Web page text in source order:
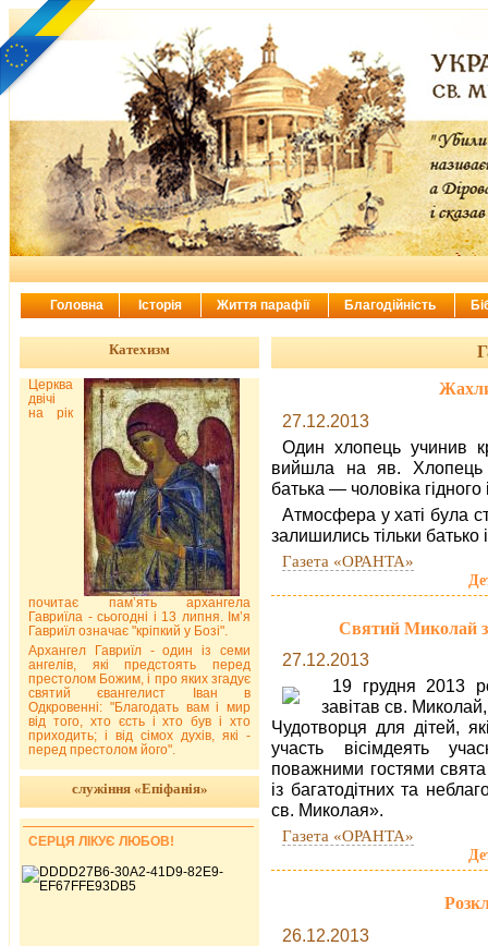
27.12.2013
Один хлопець учинив
вийшла на яв. Хлопець
батька — чоловіка гідного
Атмосфера у хаті була
залишились тільки батько
Газета «ОРАНТА»
Святий Миколай
27.12.2013
19 грудня 2013
завітав св.
Чудотворця для дітей,
участь вісімдеять
поважними гостями
із багатодітних та
св. Миколая».
Газета «ОРАНТА»
26.12.2013
Катехизм
Церква
двічі
на рік
почитає пам’ять архангела
Гавриїла - сьогодні і 13 липня. Ім’я
Гавриїл означає "кріпкий у Бозі".
Архангел Гавриїл - один із семи
ангелів, які предстоять перед
престолом Божим, і про яких згадує
святий євангелист Іван в
Одкровенні: "Благодать вам і мир
від того, хто єсть і хто був і хто
приходить; і від сімох духів, які -
перед престолом його".
служіння «Епіфанія»
СЕРЦЯ ЛІКУЄ ЛЮБОВ!
Головна Історія Життя парафії Благодійність